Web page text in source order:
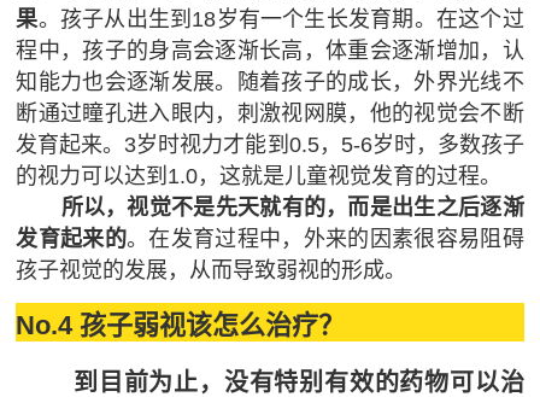
果。 孩子从出生到18岁有一个生长发育期。在这个过
程中，孩子的身高会逐渐长高，体重会逐渐增加，认
知能力也会逐渐发展。随着孩子的成长，外界光线不
断通过瞳孔进入眼内，刺激视网膜，他的视觉会不断
发育起来。3岁时视力才能到0.5，5-6岁时，多数孩子
的视力可以达到1.0，这就是儿童视觉发育的过程。
所以，视觉不是先天就有的，而是出生之后逐渐
发育起来的。在发育过程中，外来的因素很容易阻碍
孩子视觉的发展，从而导致弱视的形成。
No.4孩子弱视该怎么治疗？
到目前为止，没有特别有效的药物可以治